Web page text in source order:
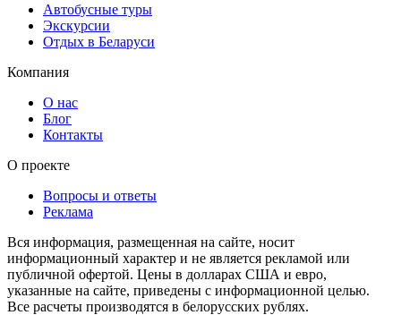
Автобусные туры
Экскурсии
Отдых в Беларуси
Компания
О нас
Блог
Контакты
О проекте
Вопросы и ответы
Реклама
Вся информация, размещенная на сайте, носит
информационный характер и не является рекламой или
публичной офертой. Цены в долларах США и евро,
указанные на сайте, приведены с информационной целью.
Все расчеты производятся в белорусских рублях.